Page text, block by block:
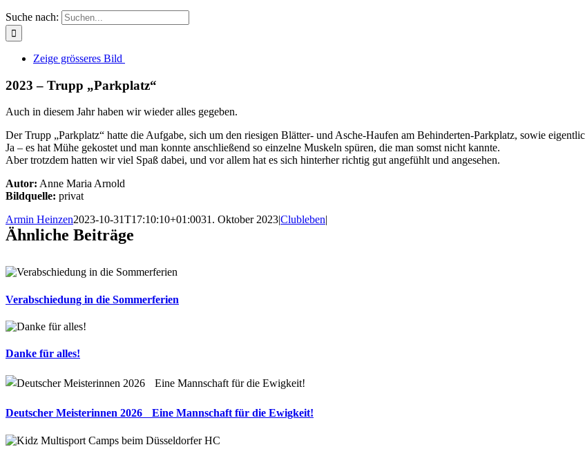
Suche nach:
Zeige grösseres Bild
2023 – Trupp „Parkplatz“
Auch in diesem Jahr haben wir wieder alles gegeben.
Der Trupp „Parkplatz“ hatte die Aufgabe, sich um den riesigen Blätter- und Asche-Haufen am Behinderten-Parkplatz, sowie
Ja – es hat Mühe gekostet und man konnte anschließend so einzelne Muskeln spüren, die man somst nicht kannte.
Aber trotzdem hatten wir viel Spaß dabei, und vor allem hat es sich hinterher richtig gut angefühlt und angesehen.
Autor: Anne Maria Arnold
Bildquelle: privat
Armin Heinzen2023-10-31T17:10:10+01:0031. Oktober 2023|Clubleben|
Ähnliche Beiträge
Verabschiedung in die Sommerferien
Danke für alles!
Deutscher Meisterinnen 2026 Eine Mannschaft für die Ewigkeit!